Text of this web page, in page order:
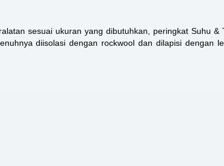
sesuai ukuran yang dibutuhkan, peringkat Suhu &
diisolasi dengan rockwool dan dilapisi dengan